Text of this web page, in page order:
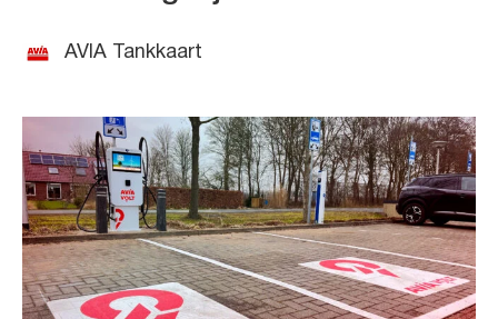
AVIA Tankkaart